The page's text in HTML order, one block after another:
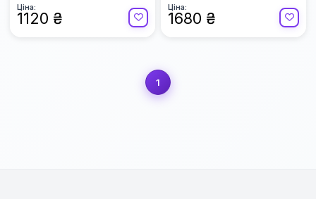
Ціна:
1120 ₴
Ціна:
1680 ₴
1